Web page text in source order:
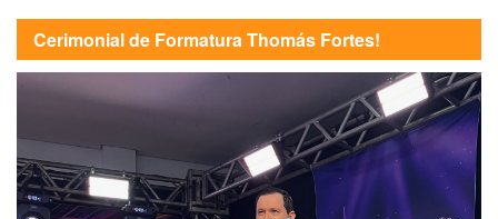
Cerimonial de Formatura Thomás Fortes!